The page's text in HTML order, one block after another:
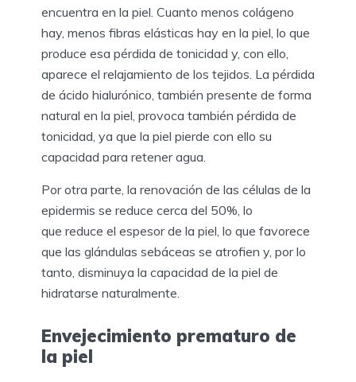
encuentra en la piel. Cuanto menos colágeno
hay, menos fibras elásticas hay en la piel, lo que
produce esa pérdida de tonicidad y, con ello,
aparece el relajamiento de los tejidos. La pérdida
de ácido hialurónico, también presente de forma
natural en la piel, provoca también pérdida de
tonicidad, ya que la piel pierde con ello su
capacidad para retener agua.
Por otra parte, la renovación de las células de la
epidermis se reduce cerca del 50%, lo
que reduce el espesor de la piel, lo que favorece
que las glándulas sebáceas se atrofien y, por lo
tanto, disminuya la capacidad de la piel de
hidratarse naturalmente.
Envejecimiento prematuro de
la piel